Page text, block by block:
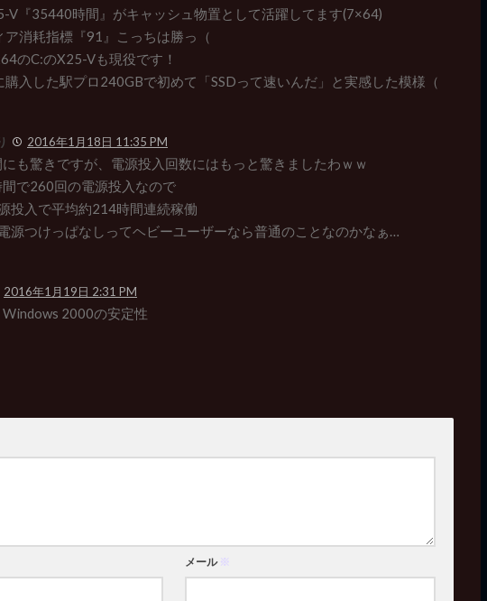
V『35440時間』がキャッシュ物置として活躍してます(7×64)
ア消耗指標『91』こっちは勝っ（
のC:のX25-Vも現役です！
購入した駅プロ240GBで初めて「SSDって速いんだ」と実感した模様（
2016年1月18日 11:35 PM
も驚きですが、電源投入回数にはもっと驚きましたわｗｗ
で260回の電源投入なので
投入で平均約214時間連続稼働
源つけっぱなしってヘビーユーザーなら普通のことなのかなぁ…
2016年1月19日 2:31 PM
Windows 2000の安定性
メール ※